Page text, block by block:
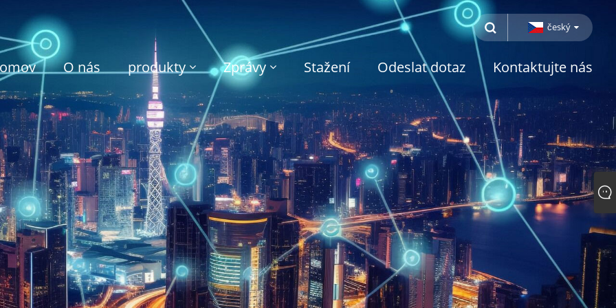
český
O nás produkty Zprávy Stažení Odeslat dotaz Kontaktujte nás